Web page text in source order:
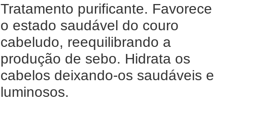
Tratamento purificante. Favorece
o estado saudável do couro
cabeludo, reequilibrando a
produção de sebo. Hidrata os
cabelos deixando-os saudáveis e
luminosos.